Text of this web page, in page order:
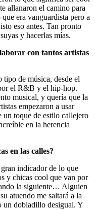
allanaron el camino para
era vanguardista pero a
eso antes. Tan pronto
y hacerlas mías.
con tantos artistas
tipo de música, desde el
el R&B y el hip-hop.
musical, y quería que la
empezaron a usar
un toque de estilo callejero
en la herencia
en las calles?
indicador de lo que
y chicas cool que van por
la siguiente… Alguien
atuendo me saltará a la
un dobladillo desigual. Y